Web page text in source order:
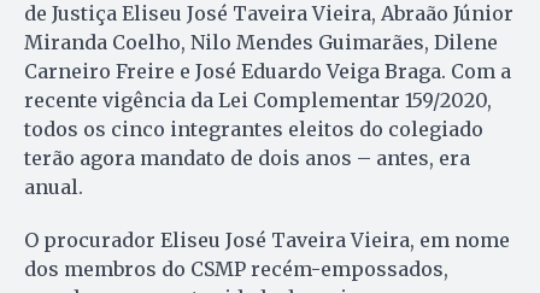
de Justiça Eliseu José Taveira Vieira, Abraão Júnior
Miranda Coelho, Nilo Mendes Guimarães, Dilene
Carneiro Freire e José Eduardo Veiga Braga. Com a
recente vigência da Lei Complementar 159/2020,
todos os cinco integrantes eleitos do colegiado
terão agora mandato de dois anos – antes, era
anual.
O procurador Eliseu José Taveira Vieira, em nome
dos membros do CSMP recém-empossados,